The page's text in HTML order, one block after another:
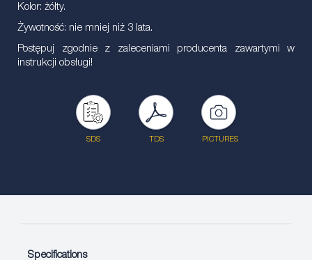
Kolor: żółty.
Żywotność: nie mniej niż 3 lata.
Postępuj zgodnie z zaleceniami producenta zawartymi w
instrukcji obsługi!
SDS TDS PICTURES
Specifications